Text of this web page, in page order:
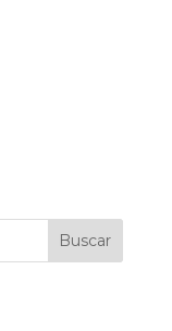
Buscar